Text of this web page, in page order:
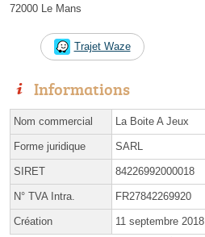
72000 Le Mans
Trajet Waze
Informations
Nom commercial La Boite A Jeux
Forme juridique SARL
SIRET 84226992000018
N° TVA Intra. FR27842269920
Création 11 septembre 2018